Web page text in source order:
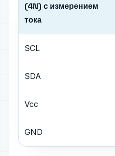
(4N) с измерением
тока
SCL
SDA
Vcc
GND